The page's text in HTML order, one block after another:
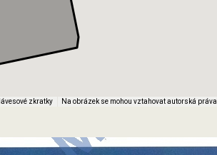
zkratky Na obrázek se mohou vztahovat autorská práva